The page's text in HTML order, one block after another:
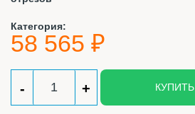
Категория:
58 565 ₽
- + КУПИТЬ